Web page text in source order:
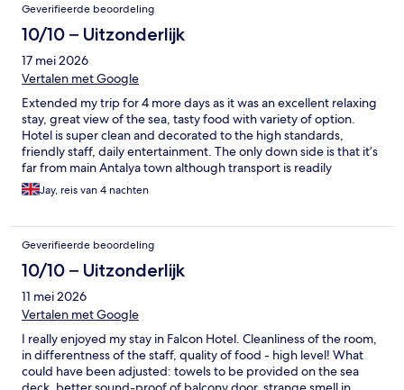
Geverifieerde beoordeling
10/10 – Uitzonderlijk
17 mei 2026
Vertalen met Google
Extended my trip for 4 more days as it was an excellent relaxing
stay, great view of the sea, tasty food with variety of option.
Hotel is super clean and decorated to the high standards,
friendly staff, daily entertainment. The only down side is that it’s
far from main Antalya town although transport is readily
available. Would definitely go back again.
Jay, reis van 4 nachten
Geverifieerde beoordeling
10/10 – Uitzonderlijk
11 mei 2026
Vertalen met Google
I really enjoyed my stay in Falcon Hotel. Cleanliness of the room,
in differentness of the staff, quality of food - high level! What
could have been adjusted: towels to be provided on the sea